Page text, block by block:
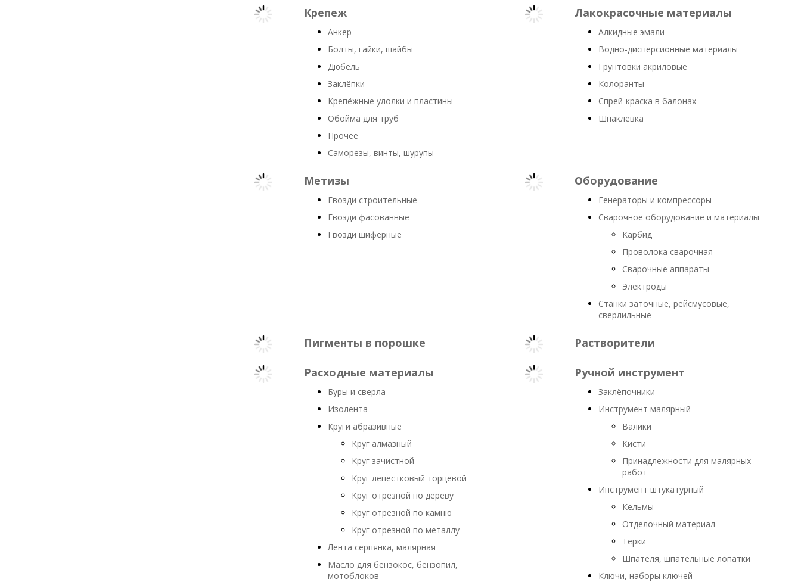
Крепеж
Анкер
Болты, гайки, шайбы
Дюбель
Заклёпки
Крепёжные улолки и пластины
Обойма для труб
Прочее
Саморезы, винты, шурупы
Лакокрасочные материалы
Алкидные эмали
Водно-дисперсионные материалы
Грунтовки акриловые
Колоранты
Спрей-краска в балонах
Шпаклевка
Метизы
Гвозди строительные
Гвозди фасованные
Гвозди шиферные
Оборудование
Генераторы и компрессоры
Сварочное оборудование и материалы
Карбид
Проволока сварочная
Сварочные аппараты
Электроды
Станки заточные, рейсмусовые,
сверлильные
Пигменты в порошке Растворители
Расходные материалы
Буры и сверла
Изолента
Круги абразивные
Круг алмазный
Круг зачистной
Круг лепестковый торцевой
Круг отрезной по дереву
Круг отрезной по камню
Круг отрезной по металлу
Лента серпянка, малярная
Масло для бензокос, бензопил,
мотоблоков
Ручной инструмент
Заклёпочники
Инструмент малярный
Валики
Кисти
Принадлежности для малярных
работ
Инструмент штукатурный
Кельмы
Отделочный материал
Терки
Шпателя, шпательные лопатки
Ключи, наборы ключей